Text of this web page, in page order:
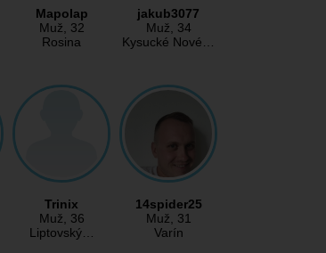
Mapolap
Muž, 32
Rosina
jakub3077
Muž, 34
Kysucké Nové…
Trinix
Muž, 36
Liptovský…
14spider25
Muž, 31
Varín